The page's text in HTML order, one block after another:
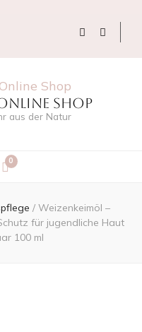
Shop
aus der Natur
0
/ Weizenkeimöl –
für jugendliche Haut
100 ml